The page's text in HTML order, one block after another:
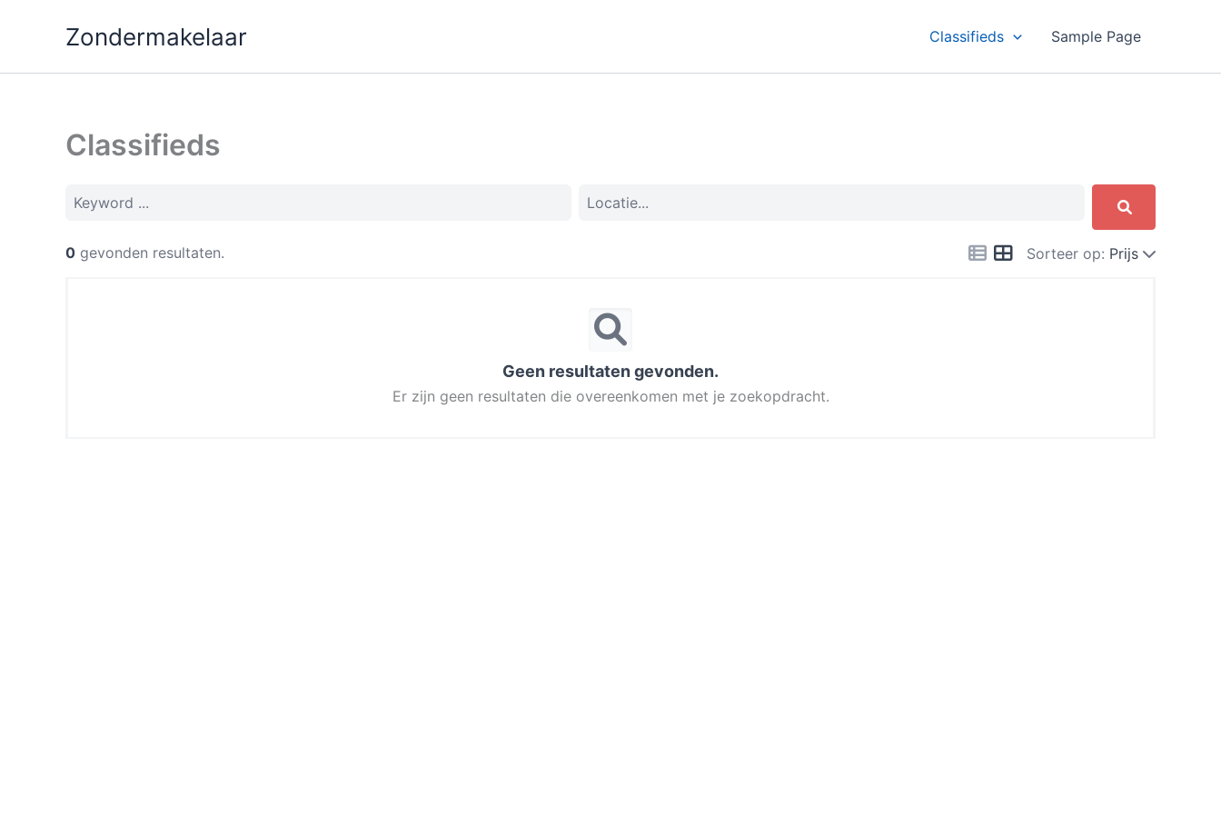
Zondermakelaar Classifieds Sample Page
Classifieds
Sorteer op: Prijs
0 gevonden resultaten.
Geen resultaten gevonden.
Er zijn geen resultaten die overeenkomen met je zoekopdracht.